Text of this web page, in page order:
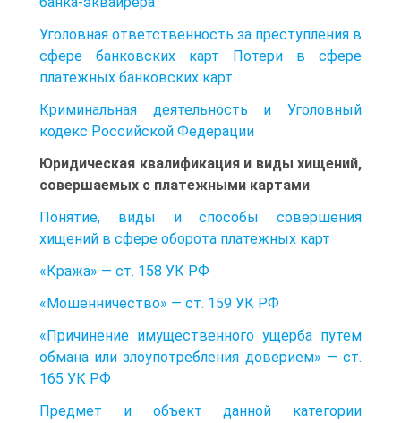
Уголовная ответственность за преступления в
сфере банковских карт Потери в сфере
платежных банковских карт
Криминальная деятельность и Уголовный
кодекс Российской Федерации
Юридическая квалификация и виды хищений,
совершаемых с платежными картами
Понятие, виды и способы совершения
хищений в сфере оборота платежных карт
«Кража» — ст. 158 УК РФ
«Мошенничество» — ст. 159 УК РФ
«Причинение имущественного ущерба путем
обмана или злоупотребления доверием» — ст.
165 УК РФ
Предмет и объект данной категории